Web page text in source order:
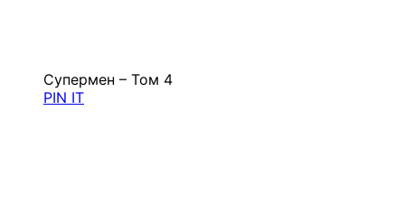
Супермен – Том 4
PIN IT